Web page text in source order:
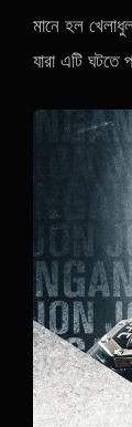
মানে হল
যারা এটি ঘটতে